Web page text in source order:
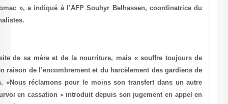
jeûne à cause de violents maux d’estomac », a indiqué à l’AFP
comité, formé essentiellement de journalistes.
Le 24 avril, le prisonnier a reçu la visite de sa mère et de la
conditions carcérales épouvantables en raison de l’encombrement
la prison », a affirmé Mme Belhassen. »Nous réclamons pour le
centre carcéral et l’examen de son pourvoi en cassation » introduit